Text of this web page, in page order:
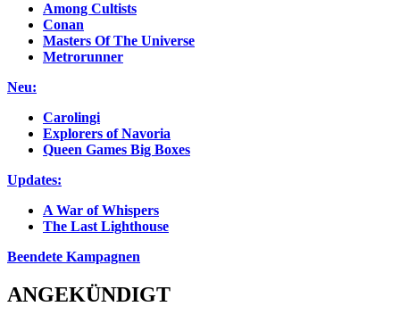
Among Cultists
Conan
Masters Of The Universe
Metrorunner
Neu:
Carolingi
Explorers of Navoria
Queen Games Big Boxes
Updates:
A War of Whispers
The Last Lighthouse
Beendete Kampagnen
ANGEKÜNDIGT